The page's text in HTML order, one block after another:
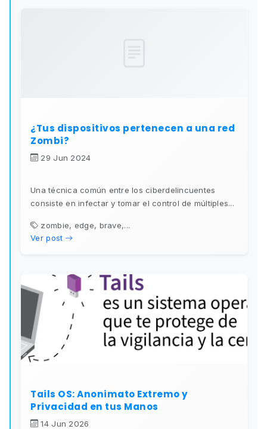
¿Tus dispositivos pertenecen a una red
Zombi?
29 Jun 2024
Una técnica común entre los ciberdelincuentes
consiste en infectar y tomar el control de múltiples...
zombie, edge, brave,...
Ver post
Tails OS: Anonimato Extremo y
Privacidad en tus Manos
14 Jun 2026